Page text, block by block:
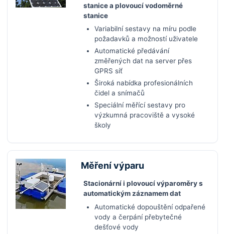
stanice a plovoucí vodoměrné
stanice
Variabilní sestavy na míru podle
požadavků a možností uživatele
Automatické předávání
změřených dat na server přes
GPRS síť
Široká nabídka profesionálních
čidel a snímačů
Speciální měřící sestavy pro
výzkumná pracoviště a vysoké
školy
Měření výparu
Stacionární i plovoucí výparoměry s
automatickým záznamem dat
Automatické dopouštění odpařené
vody a čerpání přebytečné
dešťové vody